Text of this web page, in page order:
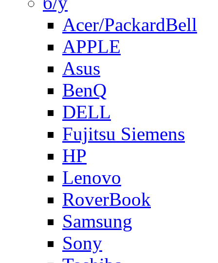
Acer/PackardBell
APPLE
Asus
BenQ
DELL
Fujitsu Siemens
HP
Lenovo
RoverBook
Samsung
Sony